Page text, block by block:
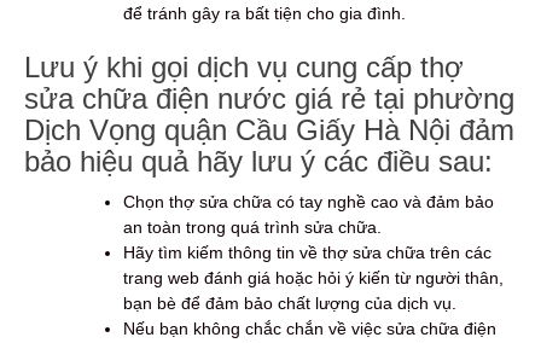
để tránh gây ra bất tiện cho gia đình.
Lưu ý khi gọi dịch vụ cung cấp thợ
sửa chữa điện nước giá rẻ tại phường
Dịch Vọng quận Cầu Giấy Hà Nội đảm
bảo hiệu quả hãy lưu ý các điều sau:
Chọn thợ sửa chữa có tay nghề cao và đảm bảo
an toàn trong quá trình sửa chữa.
Hãy tìm kiếm thông tin về thợ sửa chữa trên các
trang web đánh giá hoặc hỏi ý kiến từ người thân,
bạn bè để đảm bảo chất lượng của dịch vụ.
Nếu bạn không chắc chắn về việc sửa chữa điện